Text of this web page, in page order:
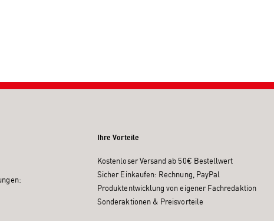
Ihre Vorteile
Kostenloser Versand ab 50€ Bestellwert
Sicher Einkaufen: Rechnung, PayPal
Produktentwicklung von eigener Fachredaktion
Sonderaktionen & Preisvorteile